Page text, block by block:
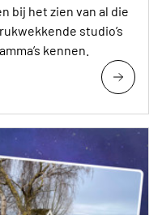
bij het zien van al die
studio’s
kennen.